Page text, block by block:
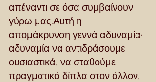
απέναντι σε όσα συμβαίνουν
γύρω μας.Αυτή η
απομάκρυνση γεννά αδυναμία·
αδυναμία να αντιδράσουμε
ουσιαστικά, να σταθούμε
πραγματικά δίπλα στον άλλον,